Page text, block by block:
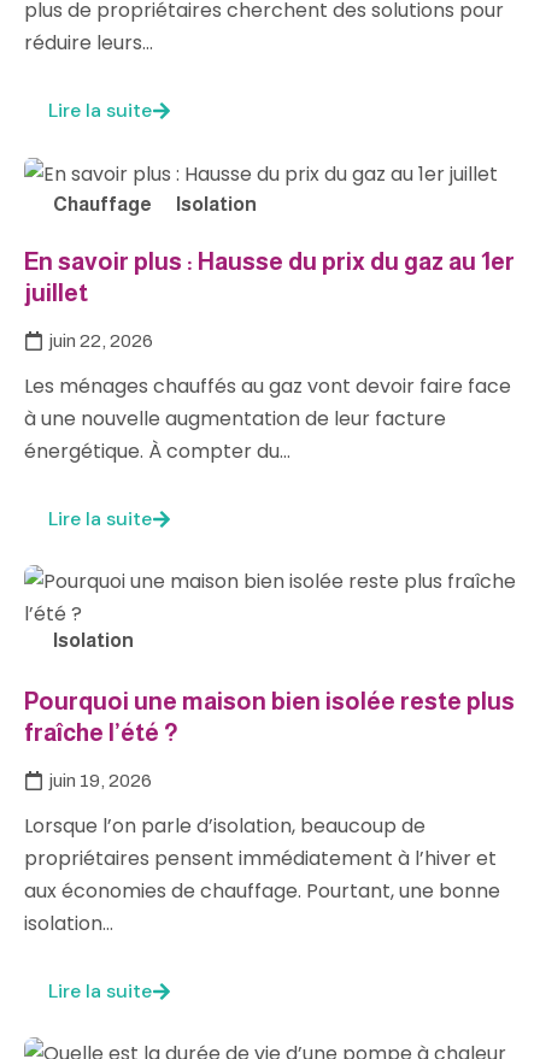
plus de propriétaires cherchent des solutions pour
réduire leurs…
Lire la suite
Chauffage Isolation
En savoir plus : Hausse du prix du gaz au 1er
juillet
juin 22, 2026
Les ménages chauffés au gaz vont devoir faire face
à une nouvelle augmentation de leur facture
énergétique. À compter du…
Lire la suite
Isolation
Pourquoi une maison bien isolée reste plus
fraîche l’été ?
juin 19, 2026
Lorsque l’on parle d’isolation, beaucoup de
propriétaires pensent immédiatement à l’hiver et
aux économies de chauffage. Pourtant, une bonne
isolation…
Lire la suite